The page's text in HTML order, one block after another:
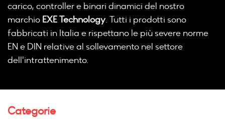
carico, controller e binari dinamici del nostro
marchio EXE Technology. Tutti i prodotti sono
fabbricati in Italia e rispettano le più severe norme
EN e DIN relative al sollevamento nel settore
dell'intrattenimento.
Categorie